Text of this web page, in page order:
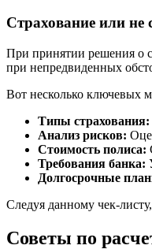
Страхование или не
При принятии решения о
при непредвиденных
Вот несколько ключевых
Типы страхования:
Анализ рисков:
Стоимость полиса:
Требования банка:
Долгосрочные
Следуя данному чек-
Советы по